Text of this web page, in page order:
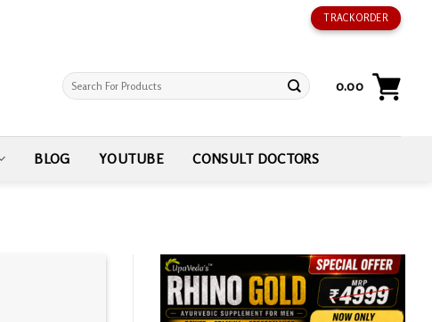
TRACK ORDER
Search
0.00
BLOG YOUTUBE CONSULT DOCTORS